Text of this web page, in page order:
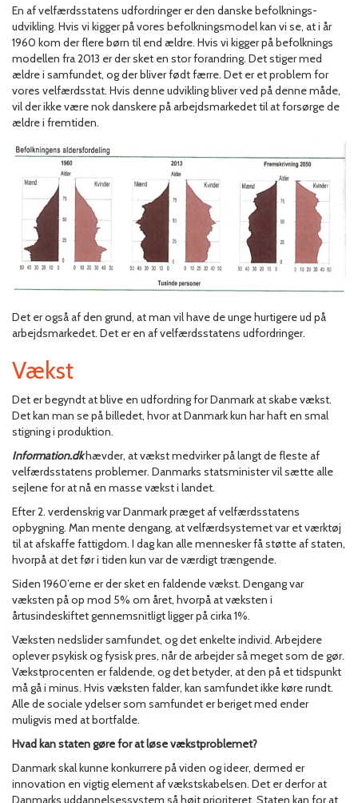
En af velfærdsstatens udfordringer er den danske befolknings-
udvikling. Hvis vi kigger på vores befolkningsmodel kan vi se, at i år
1960 kom der flere børn til end ældre. Hvis vi kigger på befolknings
modellen fra 2013 er der sket en stor forandring. Det stiger med
ældre i samfundet, og der bliver født færre. Det er et problem for
vores velfærdsstat. Hvis denne udvikling bliver ved på denne måde,
vil der ikke være nok danskere på arbejdsmarkedet til at forsørge de
ældre i fremtiden.
Det er også af den grund, at man vil have de unge hurtigere ud på
arbejdsmarkedet. Det er en af velfærdsstatens udfordringer.
Vækst
Det er begyndt at blive en udfordring for Danmark at skabe vækst.
Det kan man se på billedet, hvor at Danmark kun har haft en smal
stigning i produktion.
Information.dkhævder, at vækst medvirker på langt de fleste af
velfærdsstatens problemer. Danmarks statsminister vil sætte alle
sejlene for at nå en masse vækst i landet.
Efter 2. verdenskrig var Danmark præget af velfærdsstatens
opbygning. Man mente dengang, at velfærdsystemet var et værktøj
til at afskaffe fattigdom. I dag kan alle mennesker få støtte af staten,
hvorpå at det før i tiden kun var de værdigt trængende.
Siden 1960’erne er der sket en faldende vækst. Dengang var
væksten på op mod 5% om året, hvorpå at væksten i
årtusindeskiftet gennemsnitligt ligger på cirka 1%.
Væksten nedslider samfundet, og det enkelte individ. Arbejdere
oplever psykisk og fysisk pres, når de arbejder så meget som de gør.
Vækstprocenten er faldende, og det betyder, at den på et tidspunkt
må gå i minus. Hvis væksten falder, kan samfundet ikke køre rundt.
Alle de sociale ydelser som samfundet er beriget med ender
muligvis med at bortfalde.
Hvad kan staten gøre for at løse vækstproblemet?
Danmark skal kunne konkurrere på viden og ideer, dermed er
innovation en vigtig element af vækstskabelsen. Det er derfor at
Danmarks uddannelsessystem så højt prioriteret. Staten kan for at